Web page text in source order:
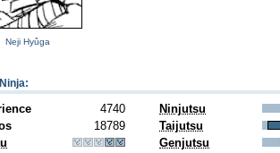
Neji Hyûga
:
4740 Ninjutsu
18789
Taijutsu
Genjutsu